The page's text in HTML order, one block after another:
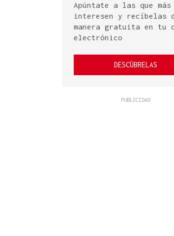
Apúntate a las que
interesen y recíbelas
manera gratuita en tu
electrónico
DESCÚBRELAS